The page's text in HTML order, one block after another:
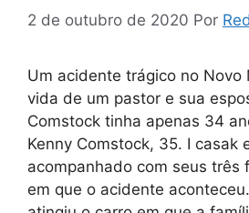
2 de outubro de 2020 Por
Um acidente trágico no Novo
vida de um pastor e sua
Comstock tinha apenas 34
Kenny Comstock, 35. I casak
acompanhado com seus três
em que o acidente